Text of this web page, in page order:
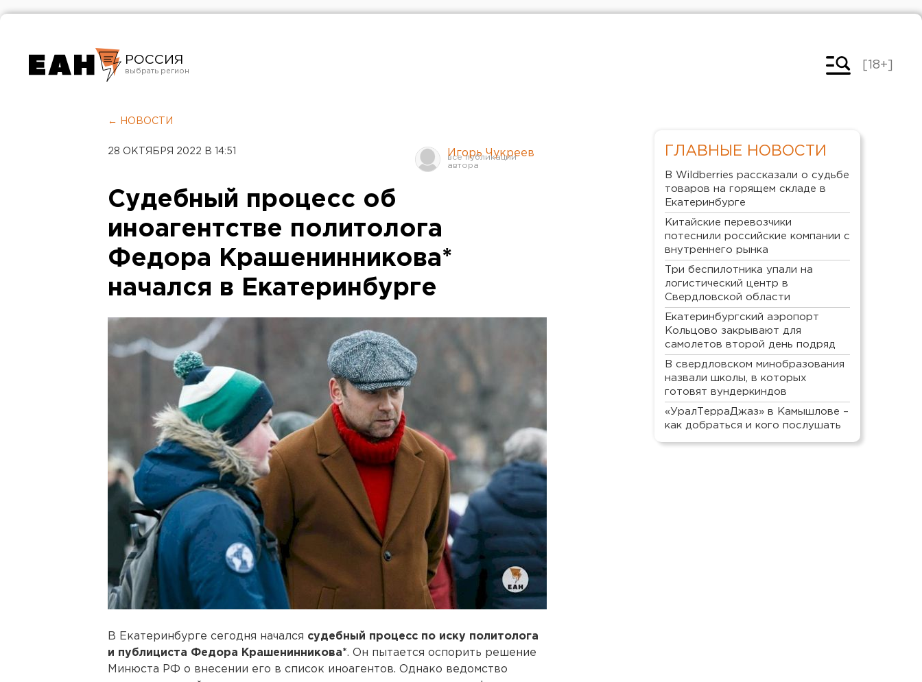
РОССИЯ
Челябинск
[18+]
← НОВОСТИ
28 ОКТЯБРЯ 2022 В 14:51 Игорь Чукреев
Судебный процесс об
иноагентстве политолога
Федора Крашенинникова*
начался в Екатеринбурге
В Екатеринбурге сегодня начался судебный процесс по иску политолога
и публициста Федора Крашенинникова*. Он пытается оспорить решение
Минюста РФ о внесении его в список иноагентов. Однако ведомство
ГЛАВНЫЕ НОВОСТИ
В Wildberries рассказали о судьбе
товаров на горящем складе в
Екатеринбурге
Китайские перевозчики
потеснили российские компании с
внутреннего рынка
Три беспилотника упали на
логистический центр в
Свердловской области
Екатеринбургский аэропорт
Кольцово закрывают для
самолетов второй день подряд
В свердловском минобразования
назвали школы, в которых
готовят вундеркиндов
«УралТерраДжаз» в Камышлове –
как добраться и кого послушать